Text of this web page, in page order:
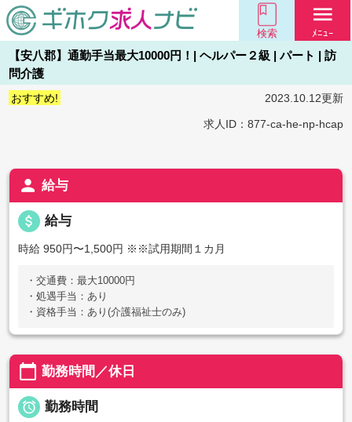
検索
menu
ﾒﾆｭｰ
【安八郡】通勤手当最大10000円！| ヘルパー２級 | パート | 訪
問介護
おすすめ! 2023.10.12更新
求人ID：877-ca-he-np-hcap
person 給与
attach_money 給与
時給 950円〜1,500円 ※※試用期間１カ月
・交通費：最大10000円
・処遇手当：あり
・資格手当：あり(介護福祉士のみ)
calendar_today 勤務時間／休日
 勤務時間